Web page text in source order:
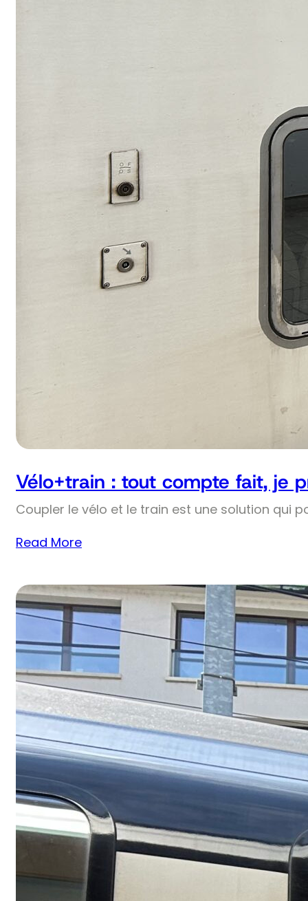
Vélo+train : tout compte fait, je
Coupler le vélo et le train est une solution qui
Read More